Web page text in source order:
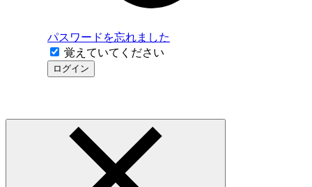
パスワードを忘れました
覚えていてください
ログイン